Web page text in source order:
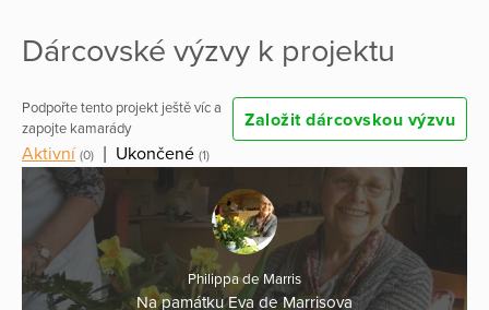
Dárcovské výzvy k projektu
Podpořte tento projekt ještě víc a
zapojte kamarády
Založit dárcovskou výzvu
Aktivní (0) Ukončené (1)
Philippa de Marris
Na památku Eva de Marrisova